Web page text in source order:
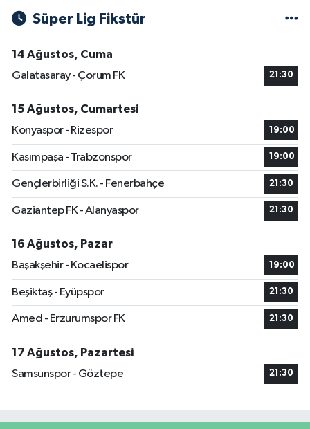
Süper Lig Fikstür
14 Ağustos, Cuma
Galatasaray - Çorum FK
21:30
15 Ağustos, Cumartesi
Konyaspor - Rizespor
19:00
Kasımpaşa - Trabzonspor 19:00
Gençlerbirliği S.K. - Fenerbahçe 21:30
Gaziantep FK - Alanyaspor 21:30
16 Ağustos, Pazar
Başakşehir - Kocaelispor
19:00
Beşiktaş - Eyüpspor 21:30
Amed - Erzurumspor FK 21:30
17 Ağustos, Pazartesi
Samsunspor - Göztepe
21:30